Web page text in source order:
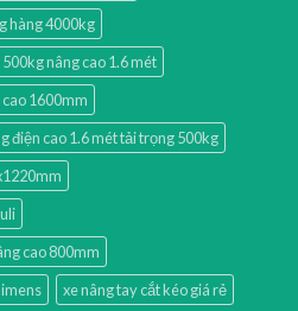
hàng 4000kg
nâng cao 1.6 mét
1600mm
điện cao 1.6 mét tải trọng 500kg
cao 800mm
xe nâng tay cắt kéo giá rẻ